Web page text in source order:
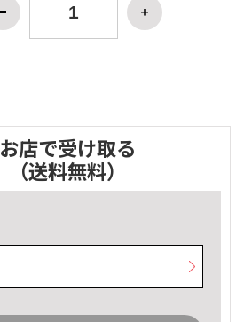
お店で受け取る
（送料無料）